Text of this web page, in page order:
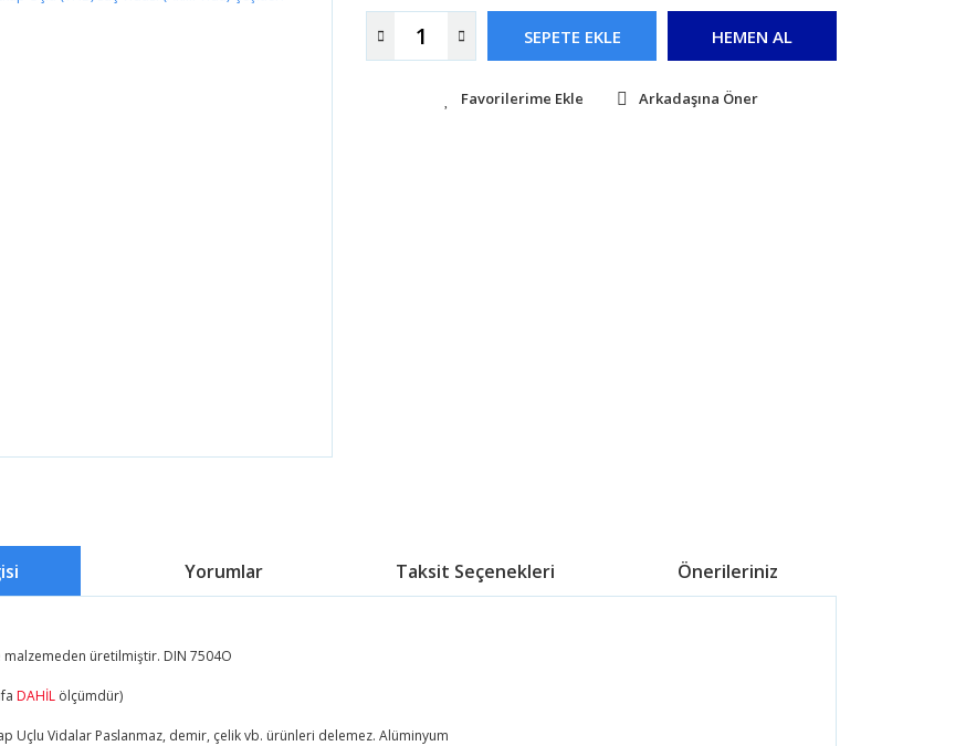
SEPETE EKLE HEMEN AL
Arkadaşına Öner
Yorumlar Taksit Seçenekleri Önerileriniz
malzemeden üretilmiştir. DIN 7504O
DAHİL ölçümdür)
Uçlu Vidalar Paslanmaz, demir, çelik vb. ürünleri delemez. Alüminyum